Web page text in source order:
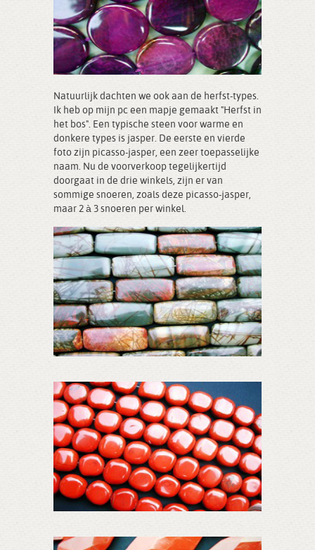
Natuurlijk dachten we ook aan de herfst-types.
Ik heb op mijn pc een mapje gemaakt "Herfst in
het bos". Een typische steen voor warme en
donkere types is jasper. De eerste en vierde
foto zijn picasso-jasper, een zeer toepasselijke
naam. Nu de voorverkoop tegelijkertijd
doorgaat in de drie winkels, zijn er van
sommige snoeren, zoals deze picasso-jasper,
maar 2 à 3 snoeren per winkel.